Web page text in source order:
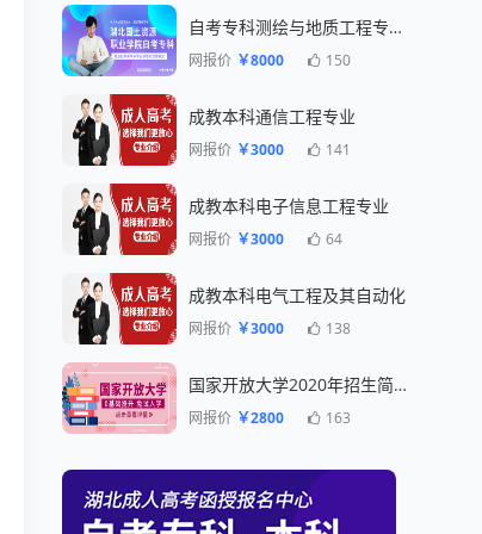
自考专科测绘与地质工程专业一年毕业
网报价 ￥8000 150
成教本科通信工程专业
网报价 ￥3000 141
成教本科电子信息工程专业
网报价 ￥3000 64
成教本科电气工程及其自动化
网报价 ￥3000 138
国家开放大学2020年招生简章
网报价 ￥2800 163